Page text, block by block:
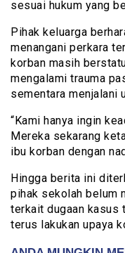
sesuai hukum yang
Pihak keluarga
menangani perkara
korban masih
mengalami trauma
sementara menjalani
“Kami hanya ingin
Mereka sekarang
ibu korban dengan
Hingga berita ini
pihak sekolah belum
terkait dugaan kasus
terus lakukan upaya